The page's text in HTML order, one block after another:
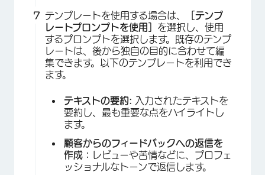
×
テンプレートを使用する場合は、
［テンプ
レートプロンプトを使用］ を選択し、使用
するプロンプトを選択します。既存のテンプ
レートは、後から独自の目的に合わせて編
集できます。以下のテンプレートを利用でき
ます。
テキストの要約: 入力されたテキストを
要約し、最も重要な点をハイライトし
ます。
顧客からのフィードバックへの返信を
作成：
レビューや苦情などに、プロフェ
ッショナルなトーンで返信します。